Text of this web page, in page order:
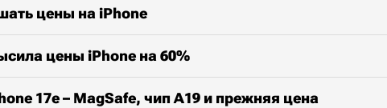
цены на iPhone
цены iPhone на 60%
17e – MagSafe, чип A19 и прежняя цена